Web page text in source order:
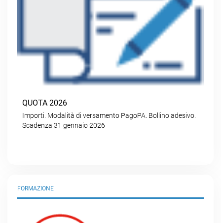
QUOTA 2026
Importi. Modalità di versamento PagoPA. Bollino adesivo.
Scadenza 31 gennaio 2026
FORMAZIONE